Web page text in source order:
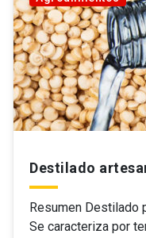
Destilado
Resumen Destilado
Se caracteriza por